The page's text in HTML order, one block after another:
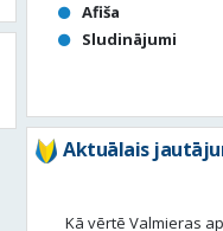
Afiša
Sludinājumi
Aktuālais
Kā vērtē Valmieras